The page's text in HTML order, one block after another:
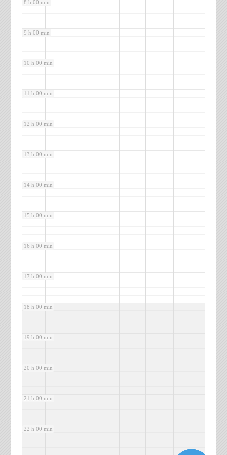
8 h 00 min
9 h 00 min
10 h 00 min
11 h 00 min
12 h 00 min
13 h 00 min
14 h 00 min
15 h 00 min
16 h 00 min
17 h 00 min
18 h 00 min
19 h 00 min
20 h 00 min
21 h 00 min
22 h 00 min